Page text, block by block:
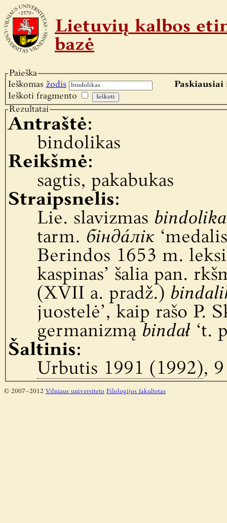
Lietuvių kalbos
bazė
Paieška
Ieškomas žodis
Ieškoti fragmento
Paskiausiai
Rezultatai
Antraštė:
bindolikas
Reikšmė:
sagtis, pakabukas
Straipsnelis:
Lie. slavizmas
tarm. бiндáлiк
Berindos 1653 m.
kaspinas’ šalia pan.
(XVII a. pradž.)
juostelė’, kaip rašo P.
germanizmą bindał ‘t.
Šaltinis:
Urbutis 1991 (1992), 9
© 2007–2012 Vilniaus universiteto Filologijos fakultetas